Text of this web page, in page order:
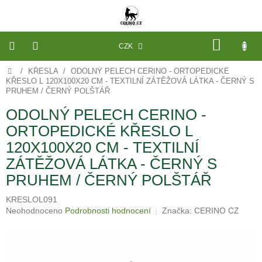
CZK
VÝROBA
NA
MÍRU
PELECHY
A
PODLOŽKY
NA
MÍRU
DO
KLECE
PROSTĚRADLA
OCHRANA
MATRACÍ
Domů
/ KŘESLA /
ODOLNÝ PELECH CERINO - ORTOPEDICKÉ
KŘESLO L 120X100X20 CM - TEXTILNÍ ZÁTĚŽOVÁ LÁTKA - ČERNÝ S
PRUHEM / ČERNÝ POLŠTÁŘ
ODOLNÝ PELECH CERINO -
ORTOPEDICKÉ KŘESLO L
120X100X20 CM - TEXTILNÍ
ZÁTĚŽOVÁ LÁTKA - ČERNÝ S
PRUHEM / ČERNÝ POLŠTÁŘ
KRESLOL091
Průměrné
Neohodnoceno Podrobnosti hodnocení Značka: CERINO CZ